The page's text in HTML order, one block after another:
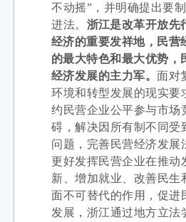
不动摇”，并明确提出要
进法。 浙江是改革开放先
经济的重要发祥地，民营
的最大特色和最大优势，
经济发展的主力军。面对
环境和转型发展的现实要
约民营企业公平参与市场
碍，解决因所有制不同受
问题，完善民营经济发展
更好发挥民营企业在推动
新、增加就业、改善民生
面不可替代的作用，促进
发展，浙江通过地方立法